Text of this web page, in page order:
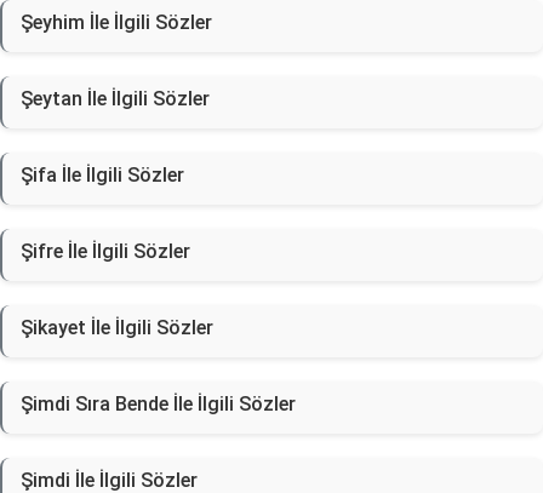
Şeyhim İle İlgili Sözler
Şeytan İle İlgili Sözler
Şifa İle İlgili Sözler
Şifre İle İlgili Sözler
Şikayet İle İlgili Sözler
Şimdi Sıra Bende İle İlgili Sözler
Şimdi İle İlgili Sözler